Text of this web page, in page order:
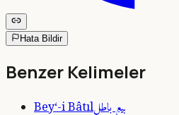
Hata Bildir
Benzer Kelimeler
Bey‘-i Bâtılبيع باطل